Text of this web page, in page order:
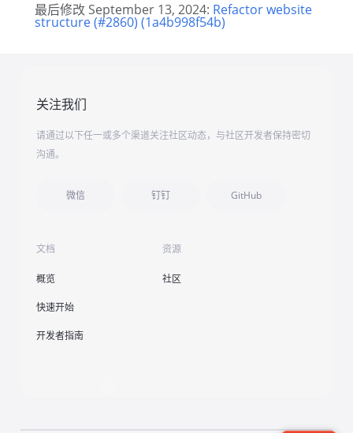
最后修改 September 13, 2024: Refactor website
structure (#2860) (1a4b998f54b)
关注我们
请通过以下任一或多个渠道关注社区动态，与社区开发者保持密切
沟通。
微信 钉钉 GitHub
文档
概览
快速开始
开发者指南
资源
社区